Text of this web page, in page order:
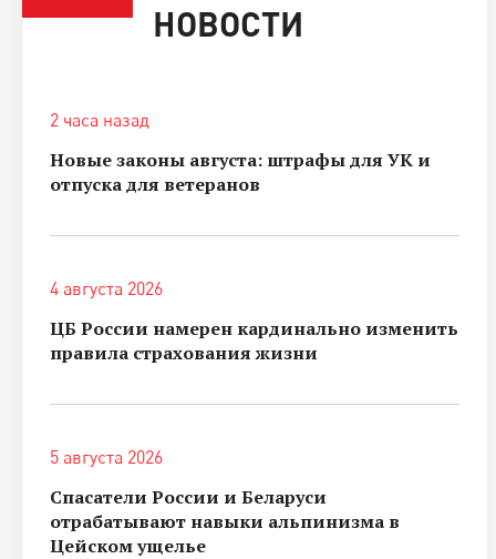
НОВОСТИ
2 часа назад
Новые законы августа: штрафы для УК и
отпуска для ветеранов
4 августа 2026
ЦБ России намерен кардинально изменить
правила страхования жизни
5 августа 2026
Спасатели России и Беларуси
отрабатывают навыки альпинизма в
Цейском ущелье